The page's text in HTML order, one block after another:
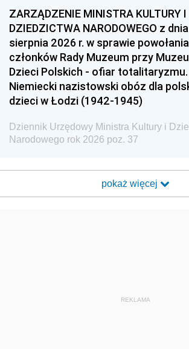
ZARZĄDZENIE MINISTRA KULTURY I
DZIEDZICTWA NARODOWEGO z
sierpnia 2026 r. w sprawie powołania
członków Rady Muzeum przy
Dzieci Polskich - ofiar totalitaryzmu.
Niemiecki nazistowski obóz dla
dzieci w Łodzi (1942-1945)
Dziennik Urzędowy Ministra Kultury i
Narodowego rok 2026 poz. 37
pokaż więcej
REKLAMA